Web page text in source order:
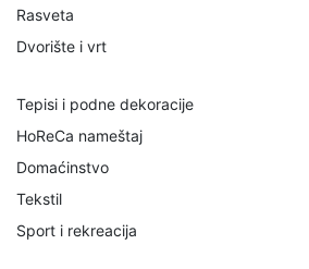
Rasveta
Dvorište i vrt
Tepisi i podne dekoracije
HoReCa nameštaj
Domaćinstvo
Tekstil
Sport i rekreacija